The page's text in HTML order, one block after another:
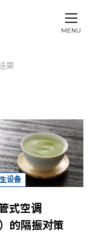
MENU
果
设备
式空调
的隔振对策